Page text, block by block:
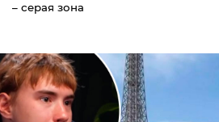
– серая зона